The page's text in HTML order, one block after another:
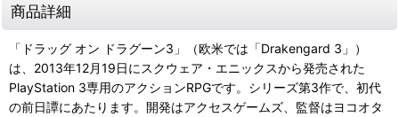
商品詳細
「ドラッグ オン ドラグーン3」（欧米では「Drakengard 3」）
は、2013年12月19日にスクウェア・エニックスから発売された
PlayStation 3専用のアクションRPGです。シリーズ第3作で、初代
の前日譚にあたります。開発はアクセスゲームズ、監督はヨコオタ